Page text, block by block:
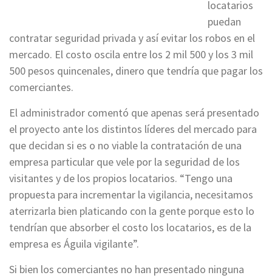
locatarios
puedan
contratar seguridad privada y así evitar los robos en el
mercado. El costo oscila entre los 2 mil 500 y los 3 mil
500 pesos quincenales, dinero que tendría que pagar los
comerciantes.
El administrador comentó que apenas será presentado
el proyecto ante los distintos líderes del mercado para
que decidan si es o no viable la contratación de una
empresa particular que vele por la seguridad de los
visitantes y de los propios locatarios. “Tengo una
propuesta para incrementar la vigilancia, necesitamos
aterrizarla bien platicando con la gente porque esto lo
tendrían que absorber el costo los locatarios, es de la
empresa es Águila vigilante”.
Si bien los comerciantes no han presentado ninguna